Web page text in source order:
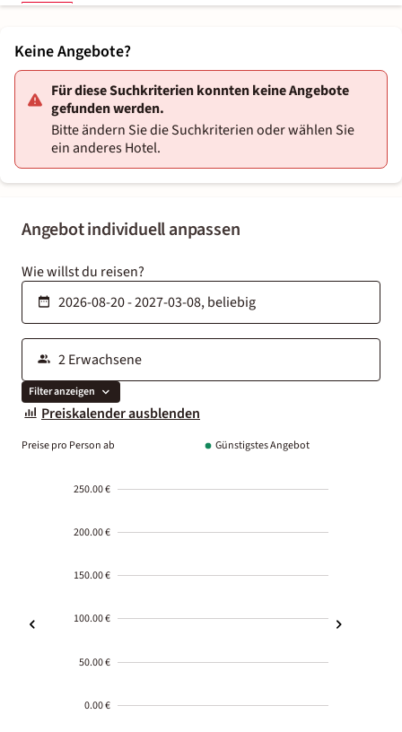
Angebot individuell anpassen
Wie willst du reisen?
Filter anzeigen
Preiskalender ausblenden
Preise pro Person ab Günstigstes Angebot
250.00 €
200.00 €
150.00 €
100.00 €
50.00 €
0.00 €
Keine Angebote?
Für diese Suchkriterien konnten keine Angebote
gefunden werden.
Bitte ändern Sie die Suchkriterien oder wählen Sie
ein anderes Hotel.